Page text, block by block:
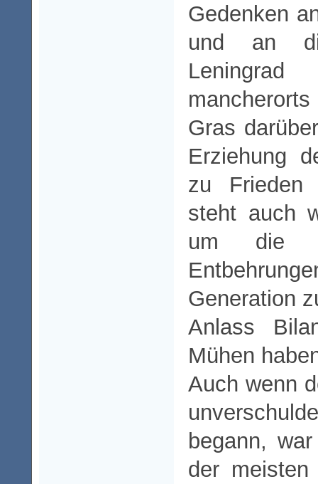
Gedenken
und an
Gras
Erziehung
zu Frieden
steht auch
um die
Generation
Anlass
Mühen
Auch wenn
begann,
der meisten